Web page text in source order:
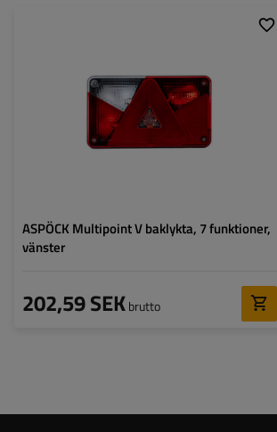
ASPÖCK Multipoint V baklykta, 7 funktioner,
vänster
202,59 SEKbrutto
12 V
Typ av anslutning:
8 PIN byonet
Lampans funktioner:
Positionsljus
Riktningsindikator
Bakåtriktad lampa